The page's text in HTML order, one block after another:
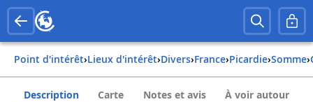
Point d'intérêt› Lieux d'intérêt› Divers› france› picardie› somme›
Description Carte Notes et avis À voir autour